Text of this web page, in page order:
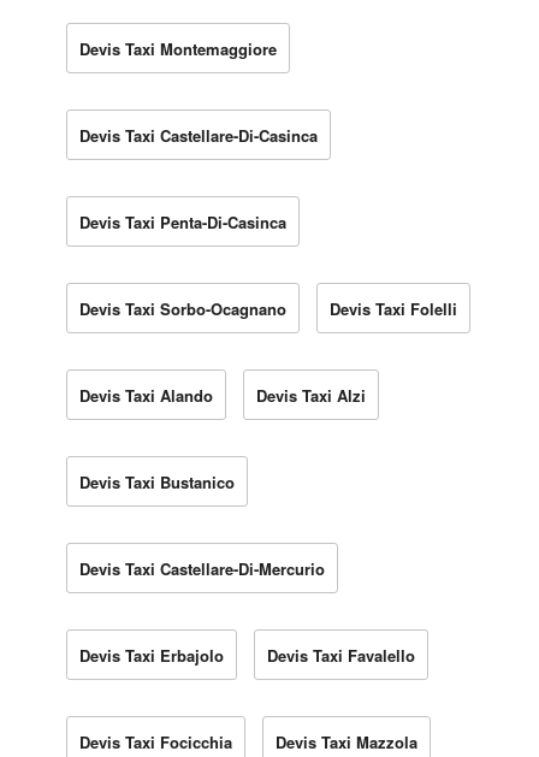
Devis Taxi Montemaggiore
Devis Taxi Castellare-Di-Casinca
Devis Taxi Penta-Di-Casinca
Devis Taxi Sorbo-Ocagnano Devis Taxi Folelli
Devis Taxi Alando Devis Taxi Alzi
Devis Taxi Bustanico
Devis Taxi Castellare-Di-Mercurio
Devis Taxi Erbajolo Devis Taxi Favalello
Devis Taxi Focicchia Devis Taxi Mazzola